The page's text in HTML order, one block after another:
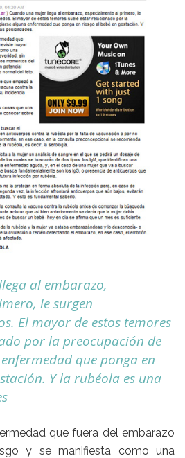
al embarazo,
le surgen
El mayor de estos temores
por la preocupación de
que ponga en
Y la rubéola es una
que fuera del embarazo
y se manifiesta como una